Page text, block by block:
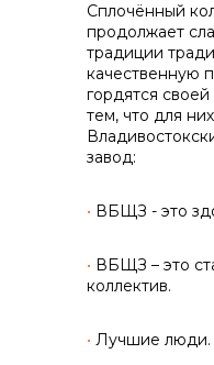
+7 (423)
Сплочённый
продолжает
традиции
качественную
гордятся
тем, что для
завод:
• ВБЩЗ - это
• ВБЩЗ – это
коллектив.
• Лучшие люди.